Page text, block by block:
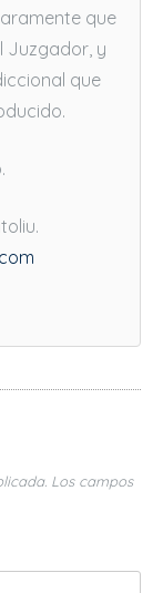
que
Juzgador, y
que
Los campos